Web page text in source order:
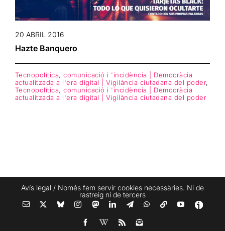
20 ABRIL 2016
Hazte Banquero
Tecnopolítica, comunicació i 'incidència | Democràcia
actualitzada a l'era digital | Vigilància ciutadana del poder,
Tecnopolítica, comunicació i 'incidència | Democràcia
actualitzada a l'era digital | Vigilància ciutadana del poder
Avís legal / Només fem servir cookies necessàries. Ni de
rastreig ni de tercers